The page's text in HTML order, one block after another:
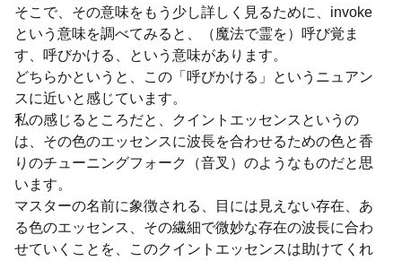
そこで、その意味をもう少し詳しく見るために、invoke
という意味を調べてみると、（魔法で霊を）呼び覚ま
す、呼びかける、という意味があります。
どちらかというと、この「呼びかける」というニュアン
スに近いと感じています。
私の感じるところだと、クイントエッセンスというの
は、その色のエッセンスに波長を合わせるための色と香
りのチューニングフォーク（音叉）のようなものだと思
います。
マスターの名前に象徴される、目には見えない存在、あ
る色のエッセンス、その繊細で微妙な存在の波長に合わ
せていくことを、このクイントエッセンスは助けてくれ